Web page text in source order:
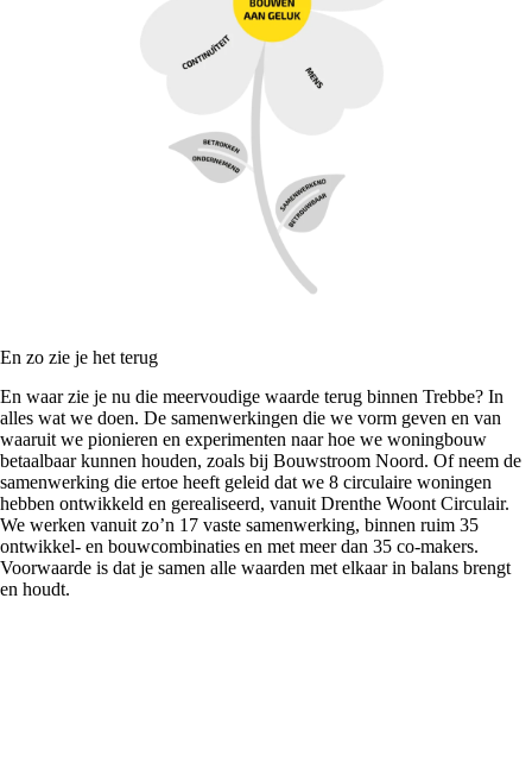
En zo zie je het terug
En waar zie je nu die meervoudige waarde terug binnen Trebbe? In
alles wat we doen. De samenwerkingen die we vorm geven en van
waaruit we pionieren en experimenten naar hoe we woningbouw
betaalbaar kunnen houden, zoals bij Bouwstroom Noord. Of neem de
samenwerking die ertoe heeft geleid dat we 8 circulaire woningen
hebben ontwikkeld en gerealiseerd, vanuit Drenthe Woont Circulair.
We werken vanuit zo’n 17 vaste samenwerking, binnen ruim 35
ontwikkel- en bouwcombinaties en met meer dan 35 co-makers.
Voorwaarde is dat je samen alle waarden met elkaar in balans brengt
en houdt.